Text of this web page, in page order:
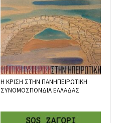
Η ΚΡΙΣΗ ΣΤΗΝ ΠΑΝΗΠΕΙΡΩΤΙΚΗ
ΣΥΝΟΜΟΣΠΟΝΔΙΑ ΕΛΛΑΔΑΣ